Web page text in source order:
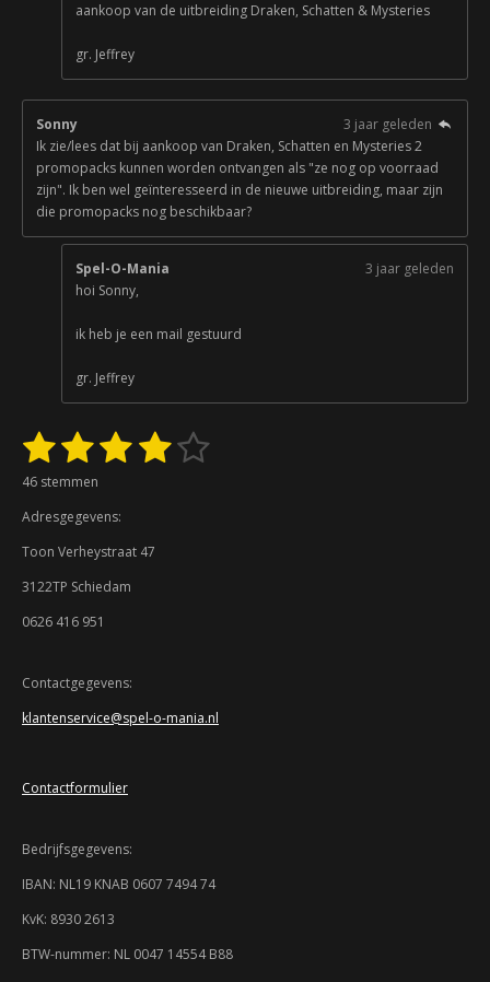
aankoop van de uitbreiding Draken, Schatten & Mysteries
gr. Jeffrey
Sonny
3 jaar geleden
Ik zie/lees dat bij aankoop van Draken, Schatten en Mysteries 2
promopacks kunnen worden ontvangen als "ze nog op voorraad
zijn". Ik ben wel geïnteresseerd in de nieuwe uitbreiding, maar zijn
die promopacks nog beschikbaar?
Spel-O-Mania
3 jaar geleden
hoi Sonny,
ik heb je een mail gestuurd
gr. Jeffrey
R
t
n
g
3
.
4
8
0
9
5
s
e
1
s
t
e
r
2
s
t
e
r
r
n
3
t
e
r
r
n
4
e
5
46 stemmen
Adresgegevens:
Toon Verheystraat 47
3122TP Schiedam
0626 416 951
Contactgegevens:
klantenservice@spel-o-mania.nl
Contactformulier
Bedrijfsgegevens:
IBAN: NL19 KNAB 0607 7494 74
KvK: 8930 2613
BTW-nummer: NL 0047 14554 B88